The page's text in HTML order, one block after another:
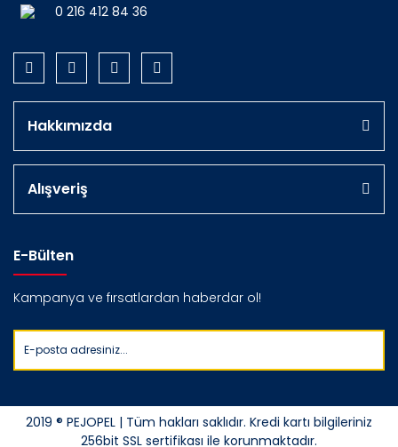
0 216 412 84 36
Hakkımızda
Alışveriş
E-Bülten
Kampanya ve fırsatlardan haberdar ol!
2019 ® PEJOPEL | Tüm hakları saklıdır. Kredi kartı bilgileriniz
256bit SSL sertifikası ile korunmaktadır.